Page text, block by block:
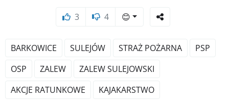
3 4 😊
BARKOWICE SULEJÓW STRAŻ POŻARNA
PSP
OSP
ZALEW
ZALEW SULEJOWSKI
AKCJE RATUNKOWE
KAJAKARSTWO